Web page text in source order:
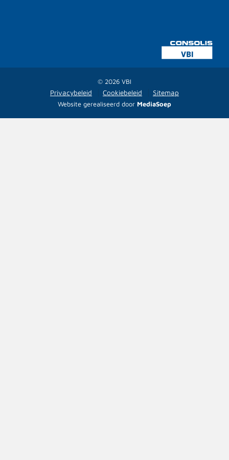
© 2026 VBI
Privacybeleid Cookiebeleid Sitemap
Website gerealiseerd door MediaSoep